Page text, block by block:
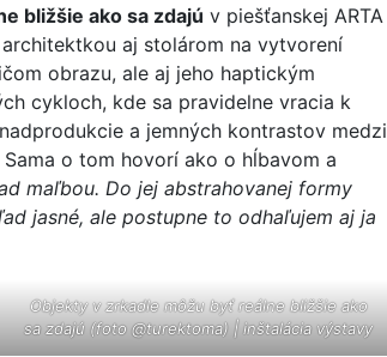
bližšie ako sa zdajú v piešťanskej ARTA
aj stolárom na vytvorení
obrazu, ale aj jeho haptickým
cykloch, kde sa pravidelne vracia k
a jemných kontrastov medzi
o tom hovorí ako o hĺbavom a
maľbou. Do jej abstrahovanej formy
jasné, ale postupne to odhaľujem aj ja
Objekty v zrkadle môžu byť reálne bližšie ako
sa zdajú (foto @turektoma) | inštalácia výstavy